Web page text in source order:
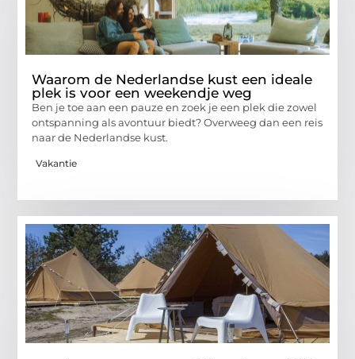
Waarom de Nederlandse kust een ideale
plek is voor een weekendje weg
Ben je toe aan een pauze en zoek je een plek die zowel
ontspanning als avontuur biedt? Overweeg dan een reis
naar de Nederlandse kust.
Vakantie